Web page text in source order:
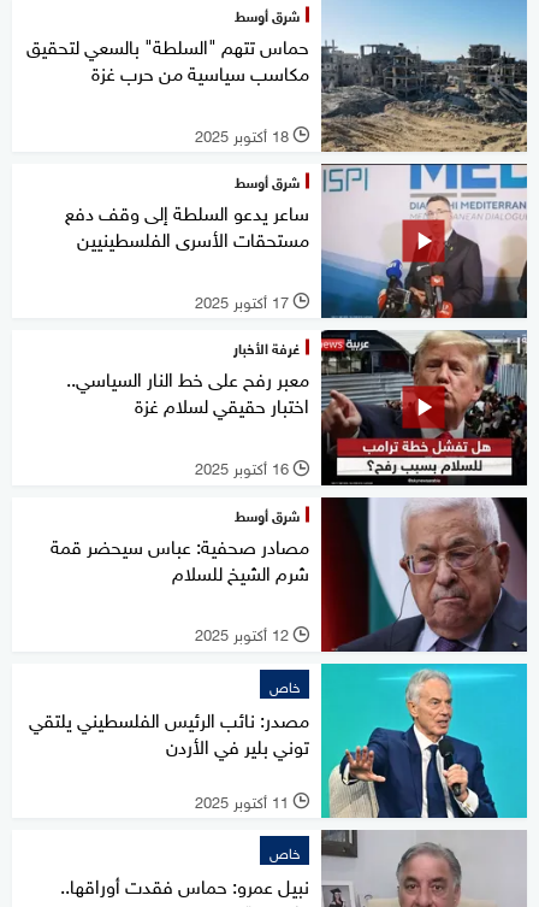
شرق أوسط
حماس تتهم "السلطة" بالسعي لتحقيق
مكاسب سياسية من حرب غزة
l 18 أكتوبر 2025
شرق أوسط
ساعر يدعو السلطة إلى وقف دفع
مستحقات الأسرى الفلسطينيين
l 17 أكتوبر 2025
غرفة الأخبار
معبر رفح على خط النار السياسي..
اختبار حقيقي لسلام غزة
l 16 أكتوبر 2025
شرق أوسط
مصادر صحفية: عباس سيحضر قمة
شرم الشيخ للسلام
l 12 أكتوبر 2025
خاص
مصدر: نائب الرئيس الفلسطيني يلتقي
توني بلير في الأردن
l 11 أكتوبر 2025
خاص
نبيل عمرو: حماس فقدت أوراقها..